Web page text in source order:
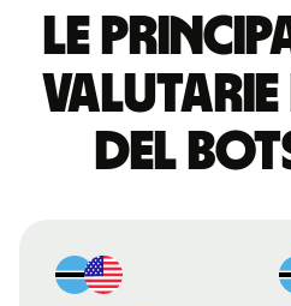
Le
valutarie
del